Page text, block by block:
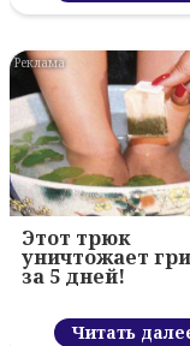
Этот трюк
уничтожает
за 5 дней!
Читать